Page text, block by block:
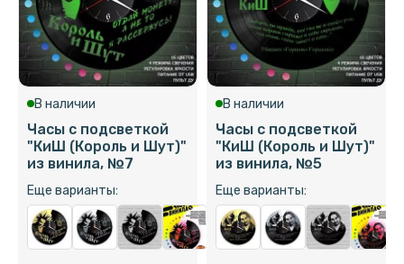
В наличии
Часы с подсветкой
"КиШ (Король и Шут)"
из винила, №7
Еще варианты:
В наличии
Часы с подсветкой
"КиШ (Король и Шут)"
из винила, №5
Еще варианты: